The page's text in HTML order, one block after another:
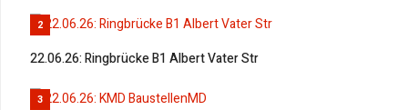
2
22.06.26: Ringbrücke B1 Albert Vater Str
3